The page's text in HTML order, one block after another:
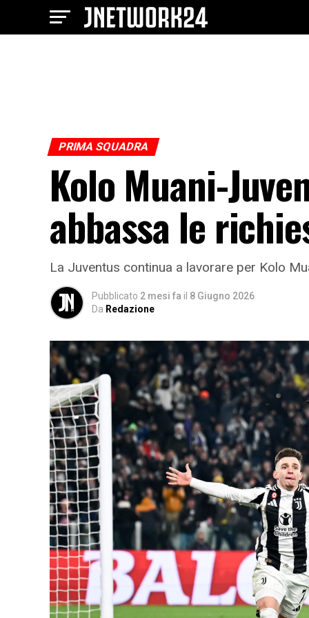
PRIMA SQUADRA
Kolo Muani-
abbassa le
La Juventus continua a lavorare per Kolo
Pubblicato 2 mesi fa il 8 Giugno 2026
Da Redazione